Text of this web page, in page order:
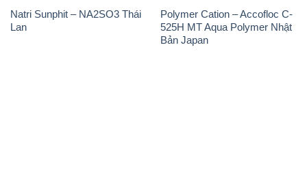
Natri Sunphit – NA2SO3 Thái
Lan
Polymer Cation – Accofloc C-
525H MT Aqua Polymer Nhật
Bản Japan